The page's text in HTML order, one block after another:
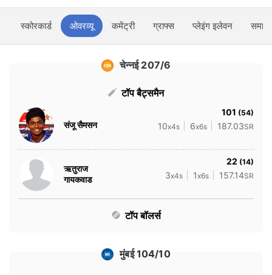
स्कोरकार्ड ओवरव्यू कमेंट्री ग्राफ्स प्लेइंग इलेवन
चेन्नई 207/6
टॉप बैट्समैन
संजू सैमसन
101 (54)
10x4s 6x6s 187.03SR
ऋतुराज
गायकवाड
22 (14)
3x4s 1x6s 157.14SR
टॉप बॉलर्स
मुंबई 104/10